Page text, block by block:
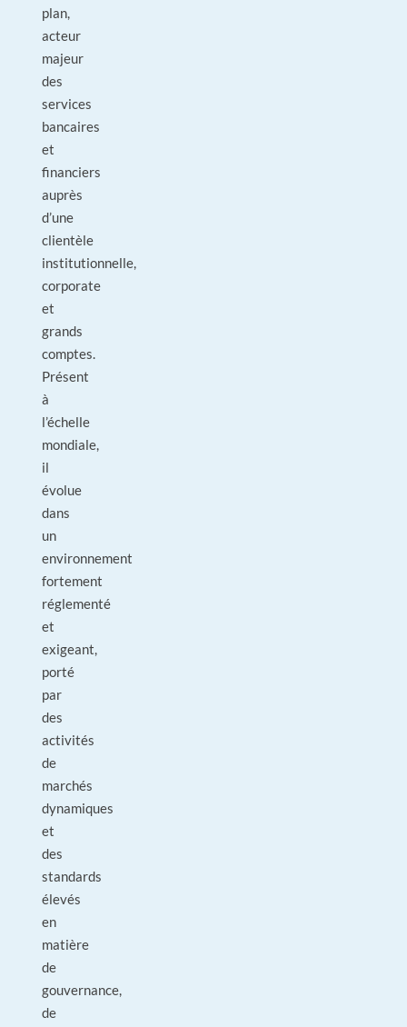
plan,
acteur
majeur
des
services
bancaires
et
financiers
auprès
d’une
clientèle
institutionnelle,
corporate
et
grands
comptes.
Présent
à
l’échelle
mondiale,
il
évolue
dans
un
environnement
fortement
réglementé
et
exigeant,
porté
par
des
activités
de
marchés
dynamiques
et
des
standards
élevés
en
matière
de
gouvernance,
de